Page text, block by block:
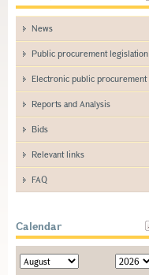
News
Public procurement legislation
Electronic public procurement
Reports and Analysis
Bids
Relevant links
FAQ
Calendar